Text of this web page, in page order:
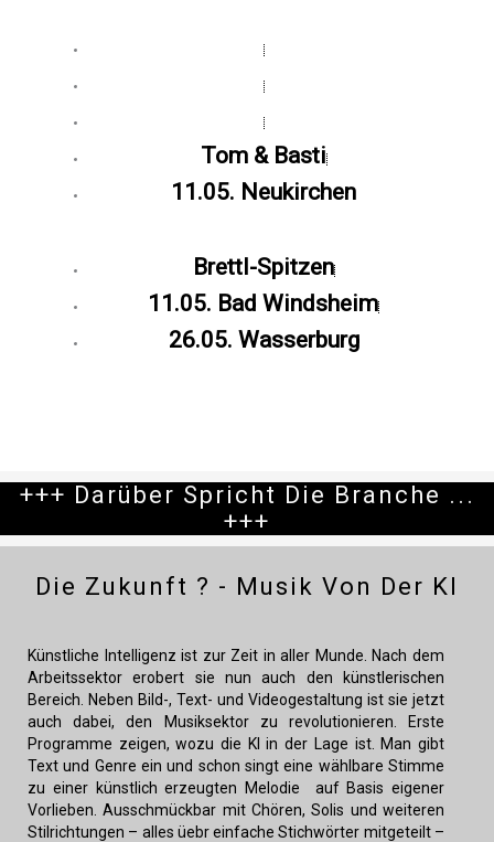
Tom & Basti
11.05. Neukirchen
Brettl-Spitzen
11.05. Bad Windsheim
26.05. Wasserburg
+++ Darüber Spricht Die Branche ...
+++
Die Zukunft ? - Musik Von Der KI
Künstliche Intelligenz ist zur Zeit in aller Munde. Nach dem
Arbeitssektor erobert sie nun auch den künstlerischen
Bereich. Neben Bild-, Text- und Videogestaltung ist sie jetzt
auch dabei, den Musiksektor zu revolutionieren. Erste
Programme zeigen, wozu die KI in der Lage ist. Man gibt
Text und Genre ein und schon singt eine wählbare Stimme
zu einer künstlich erzeugten Melodie auf Basis eigener
Vorlieben. Ausschmückbar mit Chören, Solis und weiteren
Stilrichtungen – alles üebr einfache Stichwörter mitgeteilt –